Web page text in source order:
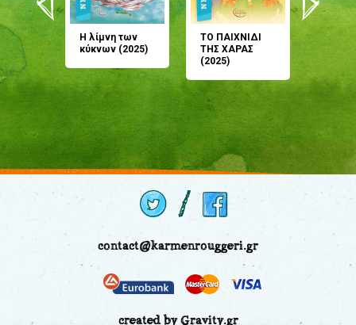
Η λίμνη των
κύκνων (2025)
ΤΟ ΠΑΙΧΝΙΔΙ
ΤΗΣ ΧΑΡΑΣ
(2025)
μου;
(2024)
contact@karmenrouggeri.gr
created by Gravity.gr